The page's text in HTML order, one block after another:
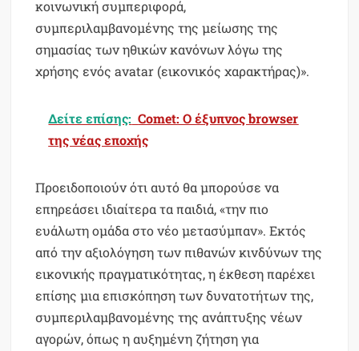
κοινωνική συμπεριφορά,
συμπεριλαμβανομένης της μείωσης της
σημασίας των ηθικών κανόνων λόγω της
χρήσης ενός avatar (εικονικός χαρακτήρας)».
Δείτε επίσης: Comet: Ο έξυπνος browser
της νέας εποχής
Προειδοποιούν ότι αυτό θα μπορούσε να
επηρεάσει ιδιαίτερα τα παιδιά, «την πιο
ευάλωτη ομάδα στο νέο μετασύμπαν». Εκτός
από την αξιολόγηση των πιθανών κινδύνων της
εικονικής πραγματικότητας, η έκθεση παρέχει
επίσης μια επισκόπηση των δυνατοτήτων της,
συμπεριλαμβανομένης της ανάπτυξης νέων
αγορών, όπως η αυξημένη ζήτηση για